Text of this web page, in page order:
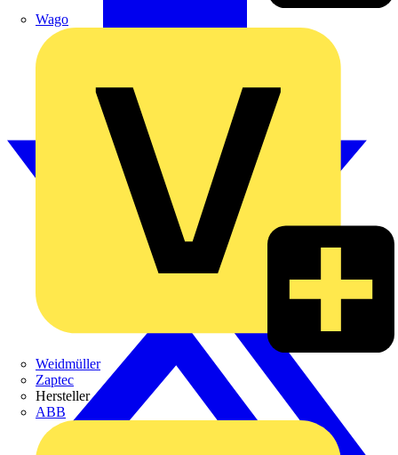
Wago
Weidmüller
Zaptec
Hersteller
ABB